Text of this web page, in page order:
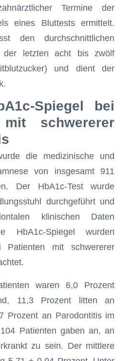
Termine der
eines Bluttests ermittelt.
den durchschnittlichen
der letzten acht bis zwölf
und dient der
Spiegel bei
mit schwererer
die medizinische und
von insgesamt 911
Der HbA1c-Test wurde
durchgeführt und
klinischen Daten
HbA1c-Spiegel wurden
Patienten mit schwererer
waren 6,0 Prozent
11,3 Prozent litten an
Prozent an Parodontitis im
Patienten gaben an, an
zu sein. Der mittlere